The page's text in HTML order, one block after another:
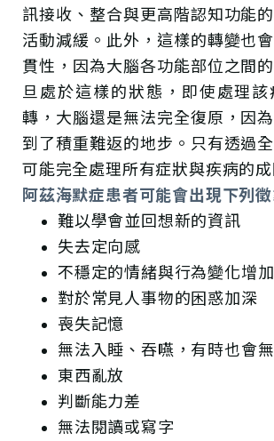
訊接收、整合與更高階認知功能
活動減緩。此外，這樣的轉變也
貫性，因為大腦各功能部位之間
旦處於這樣的狀態，即使處理
轉，大腦還是無法完全復原，因
到了積重難返的地步。只有透過
可能完全處理所有症狀與疾病的成
阿茲海默症患者可能會出現下列徵
難以學會並回想新的資訊
失去定向感
不穩定的情緒與行為變化增加
對於常見人事物的困惑加深
喪失記憶
無法入睡、吞嚥，有時也會
東西亂放
判斷能力差
無法閱讀或寫字